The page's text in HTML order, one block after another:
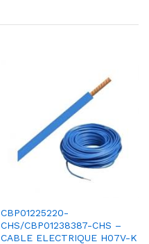
CBP01225220-
CHS/CBP01238387-CHS –
CABLE ELECTRIQUE H07V-K